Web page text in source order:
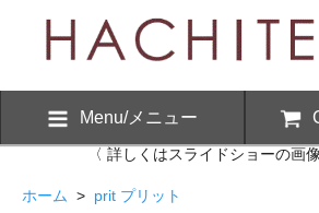
Menu/メニュー
〈 詳しくはスライドショーの画
ホーム > prit プリット